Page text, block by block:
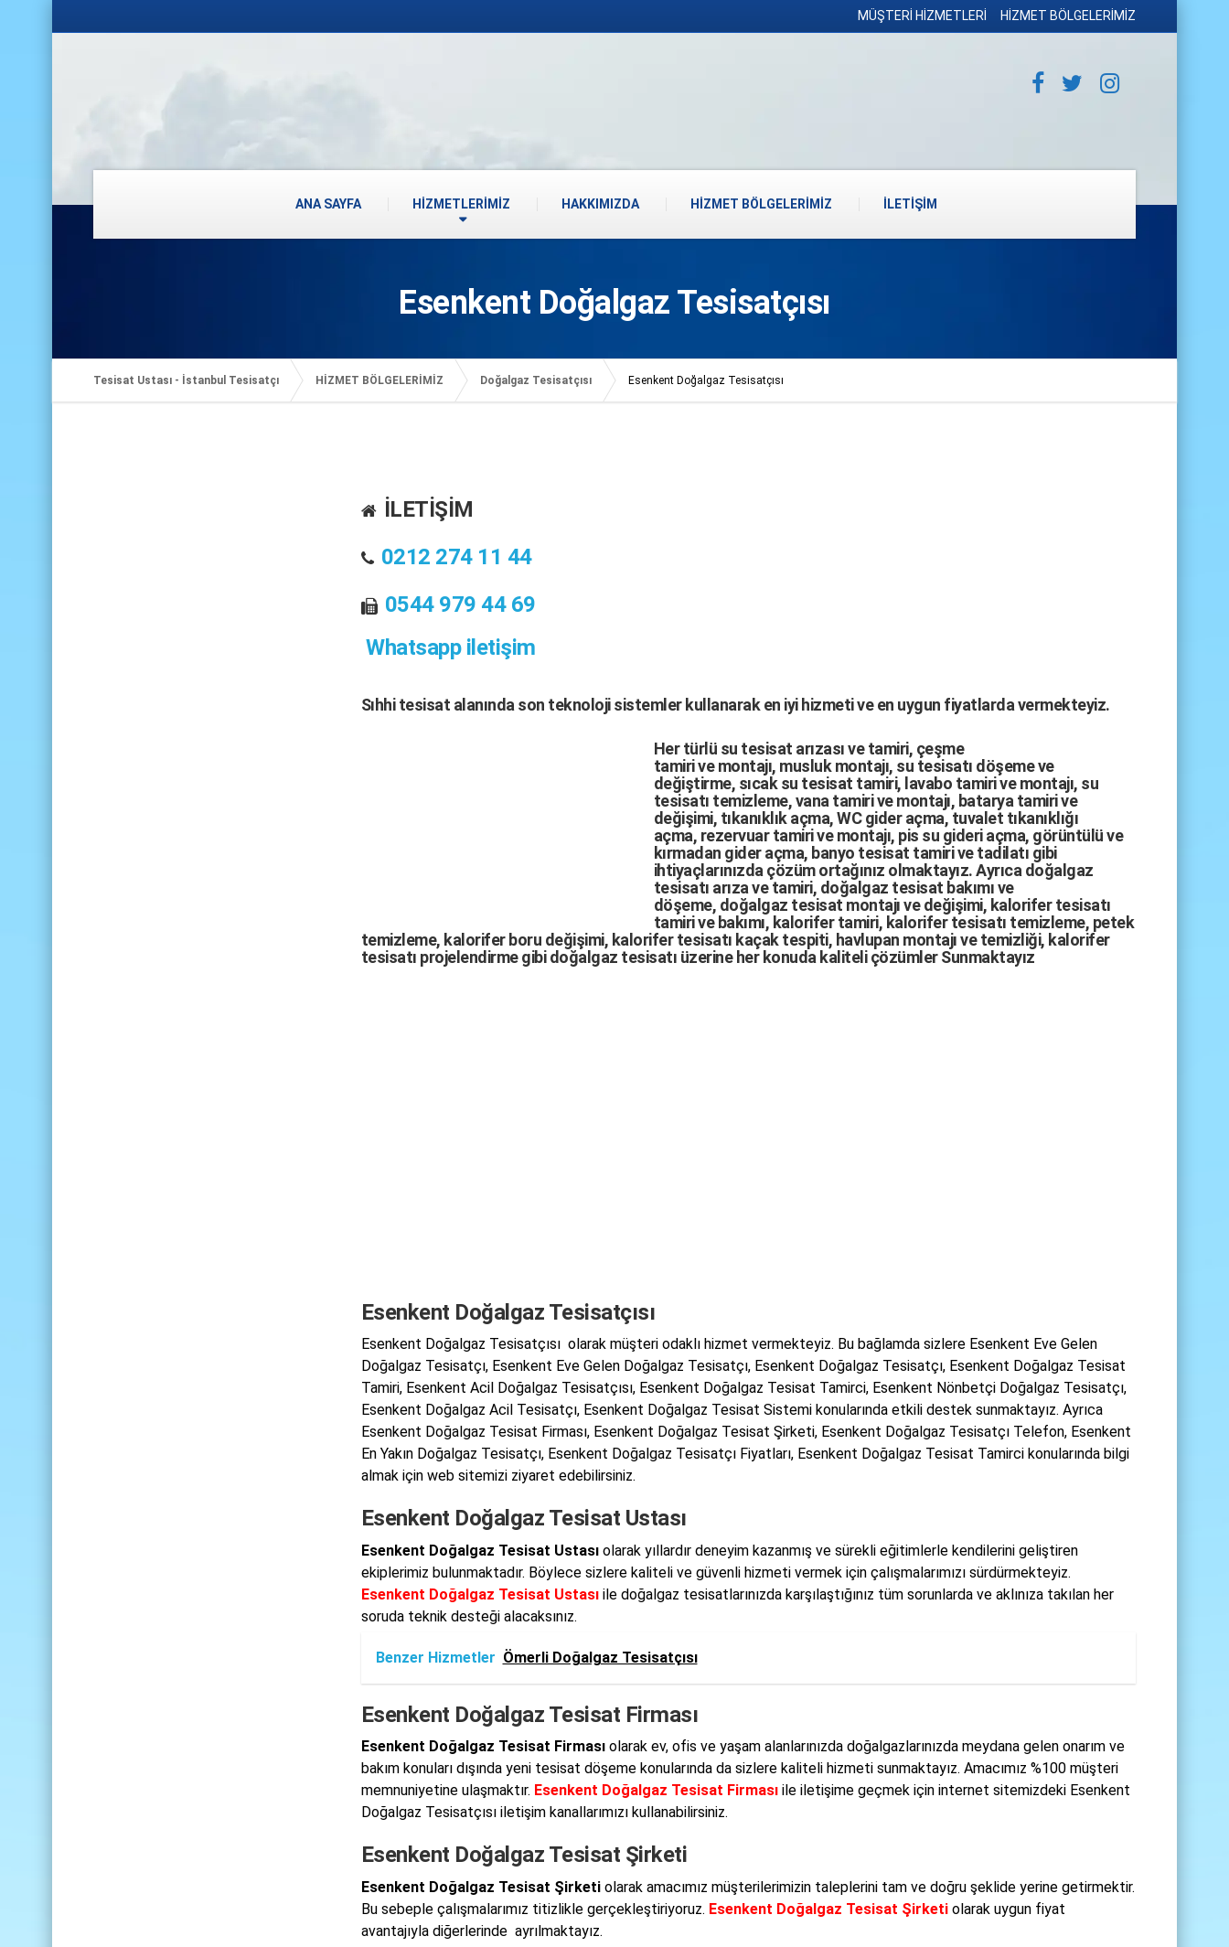
MÜŞTERİ HİZMETLERİ HİZMET BÖLGELERİMİZ
ANA SAYFA HİZMETLERİMİZ HAKKIMIZDA HİZMET BÖLGELERİMİZ İLETİŞİM
Esenkent Doğalgaz Tesisatçısı
Tesisat Ustası - İstanbul Tesisatçı HİZMET BÖLGELERİMİZ Doğalgaz Tesisatçısı Esenkent Doğalgaz Tesisatçısı
İLETİŞİM
0212 274 11 44
0544 979 44 69
Whatsapp iletişim
Sıhhi tesisat alanında son teknoloji sistemler kullanarak en iyi hizmeti ve en uygun fiyatlarda vermekteyiz.
Her türlü su tesisat arızasıve tamiri, çeşme
tamirivemontajı, musluk montajı, su tesisatı döşemeve
değiştirme, sıcak su tesisat tamiri, lavabo tamirivemontajı, su
tesisatı temizleme,vana tamirivemontajı, batarya tamirive
değişimi, tıkanıklık açma,WC gider açma, tuvalet tıkanıklığı
açma, rezervuar tamirive montajı, pis su gideri açma, görüntülü ve
kırmadan gider açma, banyo tesisat tamirivetadilatı gibi
ihtiyaçlarınızda çözüm ortağınız olmaktayız. Ayrıca doğalgaz
tesisatı arızave tamiri, doğalgaz tesisat bakımıve
döşeme, doğalgaz tesisat montajıve değişimi, kalorifer tesisatı
tamiri ve bakımı, kalorifer tamiri, kalorifer tesisatı temizleme, petek
temizleme, kalorifer boru değişimi, kalorifer tesisatı kaçak tespiti, havlupan montajı ve temizliği, kalorifer
tesisatı projelendirme gibi doğalgaz tesisatı üzerine her konuda kaliteli çözümler Sunmaktayız
Esenkent Doğalgaz Tesisatçısı
Esenkent Doğalgaz Tesisatçısı olarak müşteri odaklı hizmet vermekteyiz. Bu bağlamda sizlere Esenkent Eve Gelen
Doğalgaz Tesisatçı, Esenkent Eve Gelen Doğalgaz Tesisatçı, Esenkent Doğalgaz Tesisatçı, Esenkent Doğalgaz Tesisat
Tamiri, Esenkent Acil Doğalgaz Tesisatçısı, Esenkent Doğalgaz Tesisat Tamirci, Esenkent Nönbetçi Doğalgaz Tesisatçı,
Esenkent Doğalgaz Acil Tesisatçı, Esenkent Doğalgaz Tesisat Sistemi konularında etkili destek sunmaktayız. Ayrıca
Esenkent Doğalgaz Tesisat Firması, Esenkent Doğalgaz Tesisat Şirketi, Esenkent Doğalgaz Tesisatçı Telefon, Esenkent
En Yakın Doğalgaz Tesisatçı, Esenkent Doğalgaz Tesisatçı Fiyatları, Esenkent Doğalgaz Tesisat Tamirci konularında bilgi
almak için web sitemizi ziyaret edebilirsiniz.
Esenkent Doğalgaz Tesisat Ustası
Esenkent Doğalgaz Tesisat Ustasıolarak yıllardır deneyim kazanmış ve sürekli eğitimlerle kendilerini geliştiren
ekiplerimiz bulunmaktadır. Böylece sizlere kaliteli ve güvenli hizmeti vermek için çalışmalarımızı sürdürmekteyiz.
Esenkent Doğalgaz Tesisat Ustasıile doğalgaz tesisatlarınızda karşılaştığınız tüm sorunlarda ve aklınıza takılan her
soruda teknik desteği alacaksınız.
Benzer Hizmetler Ömerli Doğalgaz Tesisatçısı
Esenkent Doğalgaz Tesisat Firması
Esenkent Doğalgaz Tesisat Firmasıolarak ev, ofis ve yaşam alanlarınızda doğalgazlarınızda meydana gelen onarım ve
bakım konuları dışında yeni tesisat döşeme konularında da sizlere kaliteli hizmeti sunmaktayız. Amacımız %100 müşteri
memnuniyetine ulaşmaktır. Esenkent Doğalgaz Tesisat Firmasıile iletişime geçmek için internet sitemizdeki Esenkent
Doğalgaz Tesisatçısı iletişim kanallarımızı kullanabilirsiniz.
Esenkent Doğalgaz Tesisat Şirketi
Esenkent Doğalgaz Tesisat Şirketiolarak amacımız müşterilerimizin taleplerini tam ve doğru şeklide yerine getirmektir.
Bu sebeple çalışmalarımız titizlikle gerçekleştiriyoruz. Esenkent Doğalgaz Tesisat Şirketiolarak uygun fiyat
avantajıyla diğerlerinde ayrılmaktayız.